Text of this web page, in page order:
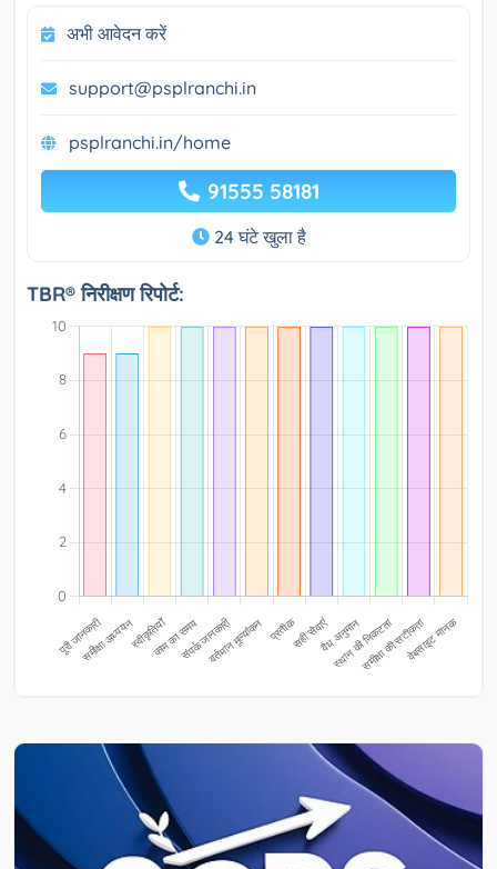
अभी आवेदन करें
support@psplranchi.in
psplranchi.in/home
91555 58181
24 घंटे खुला है
TBR® निरीक्षण रिपोर्ट: